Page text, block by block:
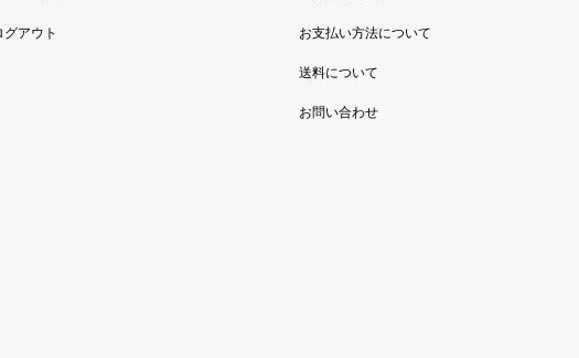
グアウト お支払い方法について
送料について
お問い合わせ